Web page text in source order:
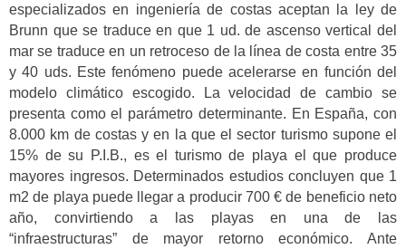
especializados en ingeniería de costas aceptan la ley de
Brunn que se traduce en que 1 ud. de ascenso vertical del
mar se traduce en un retroceso de la línea de costa entre 35
y 40 uds. Este fenómeno puede acelerarse en función del
modelo climático escogido. La velocidad de cambio se
presenta como el parámetro determinante. En España, con
8.000 km de costas y en la que el sector turismo supone el
15% de su P.I.B., es el turismo de playa el que produce
mayores ingresos. Determinados estudios concluyen que 1
m2 de playa puede llegar a producir 700 € de beneficio neto
año, convirtiendo a las playas en una de las
“infraestructuras” de mayor retorno económico. Ante